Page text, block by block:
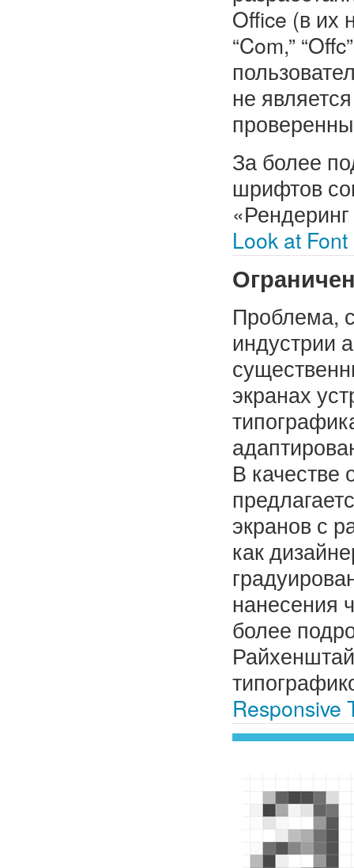
Office (в их
“Com,”
не
За более
шрифтов
Look at
Проблема,
индустрии
экранах
В качестве
экранов с
как
нанесения
более
Responsive